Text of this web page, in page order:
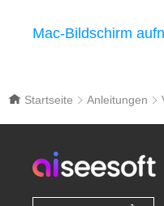
Mac-Bildschirm
Startseite Anleitungen